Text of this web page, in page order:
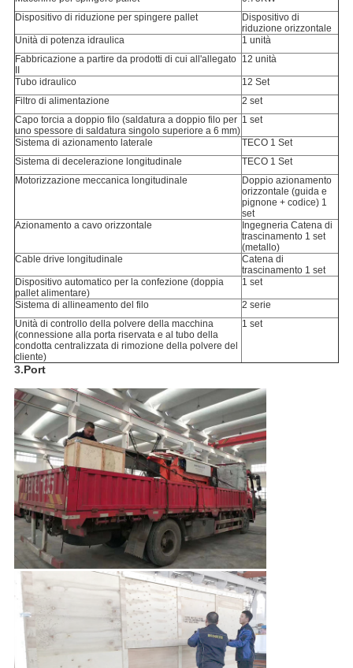
Dispositivo di riduzione per spingere pallet
Dispositivo di
riduzione orizzontale
Unità di potenza idraulica
1 unità
Fabbricazione a partire da prodotti di cui all'allegato 12 unità
Tubo idraulico
12 Set
Filtro di alimentazione
2 set
Capo torcia a doppio filo (saldatura a doppio filo per
uno spessore di saldatura singolo superiore a 6 mm)
1 set
Sistema di azionamento laterale
TECO 1 Set
Sistema di decelerazione longitudinale
TECO 1 Set
Motorizzazione meccanica longitudinale
Doppio azionamento
orizzontale (guida e
pignone + codice) 1
set
Azionamento a cavo orizzontale
Ingegneria Catena di
trascinamento 1 set
(metallo)
Cable drive longitudinale
Catena di
trascinamento 1 set
Dispositivo automatico per la confezione (doppia
pallet alimentare)
1 set
Sistema di allineamento del filo
2 serie
Unità di controllo della polvere della macchina
(connessione alla porta riservata e al tubo della
condotta centralizzata di rimozione della polvere del
cliente)
1 set
3.Port